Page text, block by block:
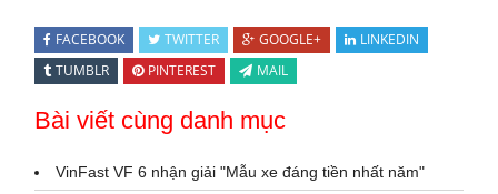
FACEBOOK TWITTER GOOGLE+
LINKEDIN
TUMBLR
PINTEREST MAIL
Bài viết cùng danh mục
VinFast VF 6 nhận giải "Mẫu xe đáng tiền nhất năm"